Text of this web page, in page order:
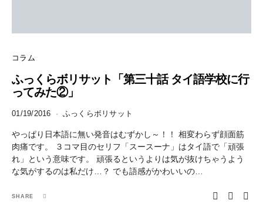
コラム
ふっくらボリサット「第三十話 タイ語学校に行
ってみた②」
01/19/2016 ふっくらボリサット
やっぱり日本語に無い発音はむずかし～！！ 相変わらず顔面筋
肉痛です。 ３コマ目のセリフ「スースーナ」はタイ語で「頑張
れ」という意味です。 頑張るというよりは気が抜けちゃうよう
な気がするのは私だけ…？ でも語感がかわいいの…
SHARE